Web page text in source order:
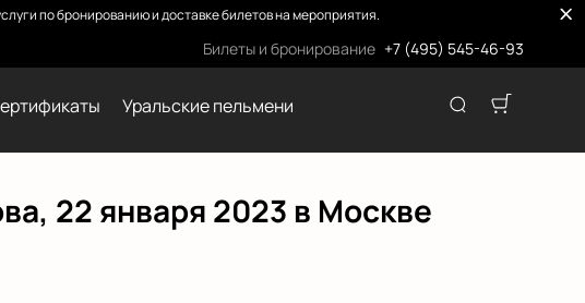
по бронированию и доставке билетов на мероприятия.
Билеты и бронирование +7 (495) 545-46-93
Уральские пельмени
22 января 2023 в Москве